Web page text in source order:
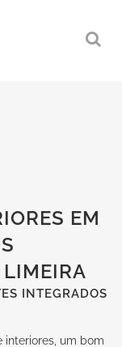
EM
INTEGRADOS
interiores, um bom